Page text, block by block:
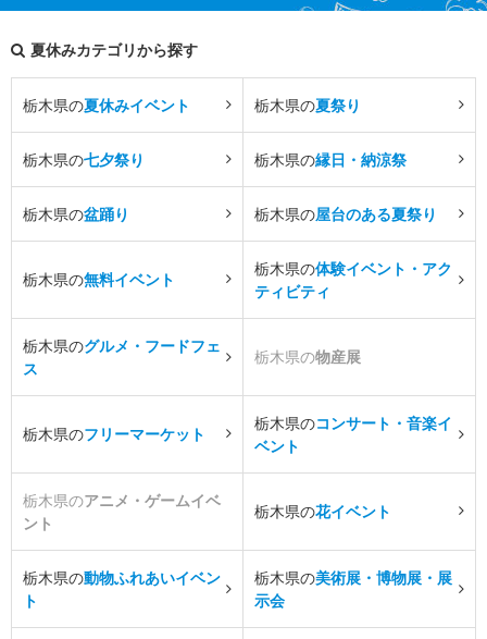
夏休みカテゴリから探す
栃木県の夏休みイベント 栃木県の夏祭り
栃木県の七夕祭り 栃木県の縁日・納涼祭
栃木県の盆踊り 栃木県の屋台のある夏祭り
栃木県の無料イベント
栃木県の体験イベント・アク
ティビティ
栃木県のグルメ・フードフェ
ス
栃木県の物産展
栃木県のフリーマーケット
栃木県のコンサート・音楽イ
ベント
栃木県のアニメ・ゲームイベ
ント
栃木県の花イベント
栃木県の動物ふれあいイベン
ト
栃木県の美術展・博物展・展
示会